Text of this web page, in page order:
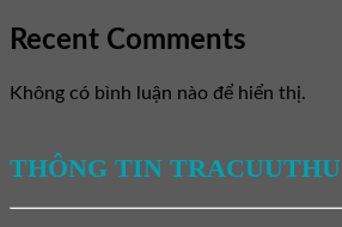
Recent Comments
Không có bình luận nào để hiển thị.
THÔNG TIN